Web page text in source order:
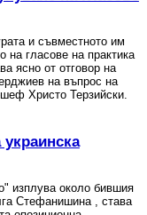
и съвместното им
гласове на практика
ясно от отговор на
на въпрос на
Христо Терзийски.
изплува около бившия
Стефанишина , става